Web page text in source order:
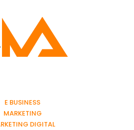
E BUSINESS
MARKETING
DIGITAL